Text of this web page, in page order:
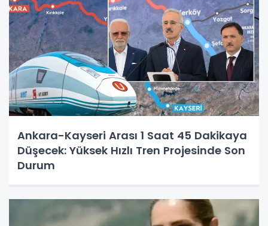
Ankara-Kayseri Arası 1 Saat 45 Dakikaya
Düşecek: Yüksek Hızlı Tren Projesinde Son
Durum